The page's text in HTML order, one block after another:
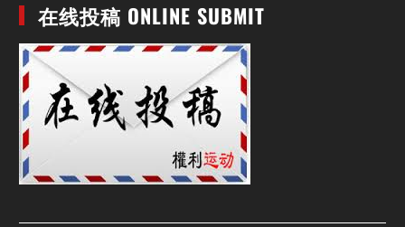
在线投稿 ONLINE SUBMIT